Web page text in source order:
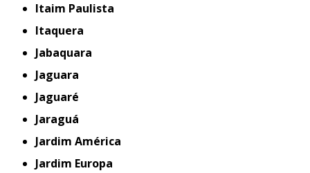
Itaim Paulista
Itaquera
Jabaquara
Jaguara
Jaguaré
Jaraguá
Jardim América
Jardim Europa